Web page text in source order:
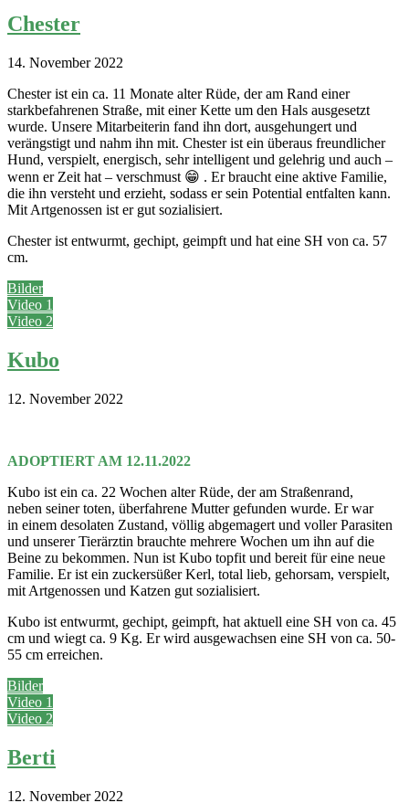
Chester
14. November 2022
Chester ist ein ca. 11 Monate alter Rüde, der am Rand einer
starkbefahrenen Straße, mit einer Kette um den Hals ausgesetzt
wurde. Unsere Mitarbeiterin fand ihn dort, ausgehungert und
verängstigt und nahm ihn mit. Chester ist ein überaus freundlicher
Hund, verspielt, energisch, sehr intelligent und gelehrig und auch –
wenn er Zeit hat – verschmust 😁 . Er braucht eine aktive Familie,
die ihn versteht und erzieht, sodass er sein Potential entfalten kann.
Mit Artgenossen ist er gut sozialisiert.
Chester ist entwurmt, gechipt, geimpft und hat eine SH von ca. 57
cm.
Bilder
Video 1
Video 2
Kubo
12. November 2022
ADOPTIERT AM 12.11.2022
Kubo ist ein ca. 22 Wochen alter Rüde, der am Straßenrand,
neben seiner toten, überfahrene Mutter gefunden wurde. Er war
in einem desolaten Zustand, völlig abgemagert und voller Parasiten
und unserer Tierärztin brauchte mehrere Wochen um ihn auf die
Beine zu bekommen. Nun ist Kubo topfit und bereit für eine neue
Familie. Er ist ein zuckersüßer Kerl, total lieb, gehorsam, verspielt,
mit Artgenossen und Katzen gut sozialisiert.
Kubo ist entwurmt, gechipt, geimpft, hat aktuell eine SH von ca. 45
cm und wiegt ca. 9 Kg. Er wird ausgewachsen eine SH von ca. 50-
55 cm erreichen.
Bilder
Video 1
Video 2
Berti
12. November 2022